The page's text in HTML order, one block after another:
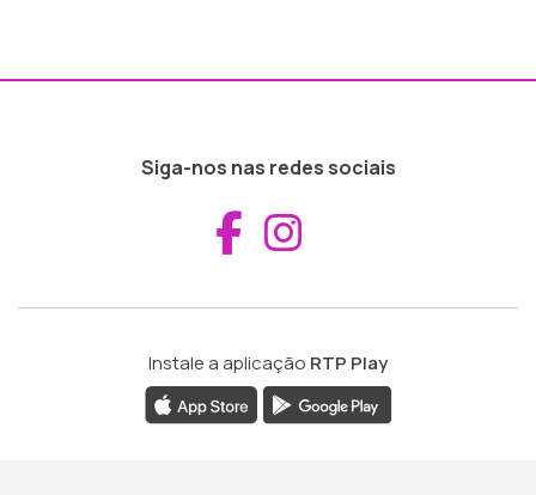
Siga-nos nas redes sociais
Aceder ao
Instale a aplicação RTP Play